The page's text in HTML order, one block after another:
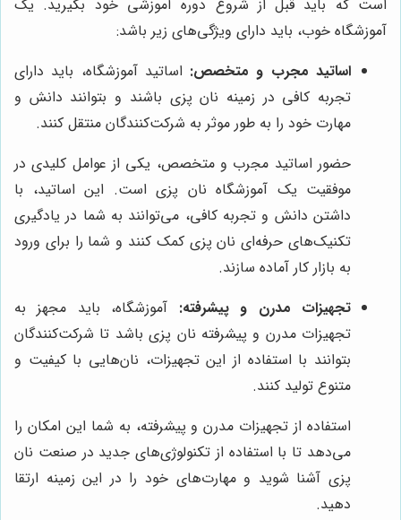
است که باید قبل از شروع دوره آموزشی خود بگیرید. یک
آموزشگاه خوب، باید دارای ویژگی‌های زیر باشد:
اساتید مجرب و متخصص: اساتید آموزشگاه، باید دارای
تجربه کافی در زمینه نان پزی باشند و بتوانند دانش و
مهارت خود را به طور موثر به شرکت‌کنندگان منتقل کنند.
حضور اساتید مجرب و متخصص، یکی از عوامل کلیدی در
موفقیت یک آموزشگاه نان پزی است. این اساتید، با
داشتن دانش و تجربه کافی، می‌توانند به شما در یادگیری
تکنیک‌های حرفه‌ای نان پزی کمک کنند و شما را برای ورود
به بازار کار آماده سازند.
تجهیزات مدرن و پیشرفته: آموزشگاه، باید مجهز به
تجهیزات مدرن و پیشرفته نان پزی باشد تا شرکت‌کنندگان
بتوانند با استفاده از این تجهیزات، نان‌هایی با کیفیت و
متنوع تولید کنند.
استفاده از تجهیزات مدرن و پیشرفته، به شما این امکان را
می‌دهد تا با استفاده از تکنولوژی‌های جدید در صنعت نان
پزی آشنا شوید و مهارت‌های خود را در این زمینه ارتقا
دهید.